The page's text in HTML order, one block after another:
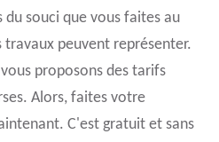
du souci que vous faites au
travaux peuvent représenter.
proposons des tarifs
Alors, faites votre
C'est gratuit et sans